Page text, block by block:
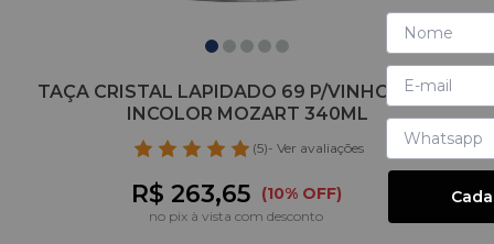
TAÇA CRISTAL LAPIDADO 69 P/VINHO TINTO
INCOLOR MOZART 340ML
(5)- Ver avaliações
R$ 263,65 (10% OFF)
no pix à vista com desconto